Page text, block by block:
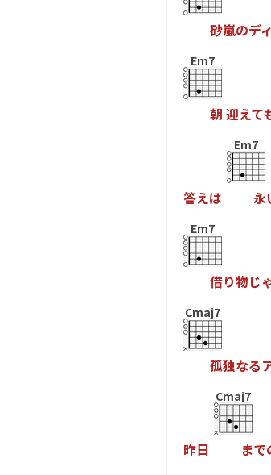
砂嵐のディ
Em7
朝 迎えて
答えは
Em7
永
Em7
借り物じ
Cmaj7
孤独なる
昨日
Cmaj7
まで